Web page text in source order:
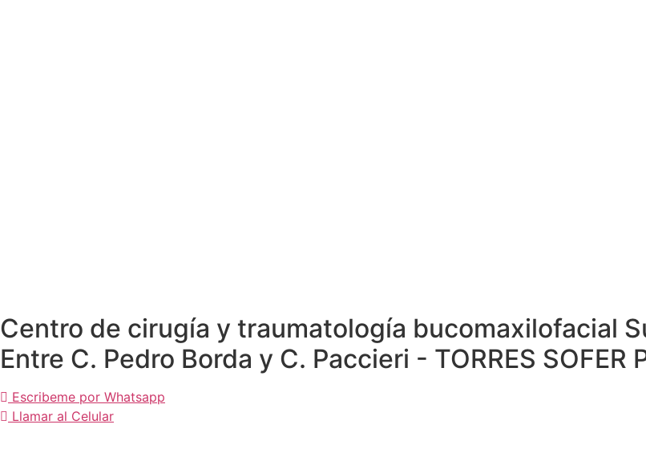
Centro de cirugía y traumatología bucomaxilofacial
Entre C. Pedro Borda y C. Paccieri - TORRES SOFER
Escribeme por Whatsapp
Llamar al Celular